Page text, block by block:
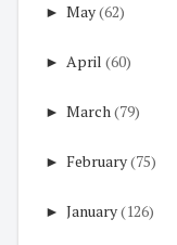
► May(62)
► April (60)
► March(79)
► February(75)
► January(126)